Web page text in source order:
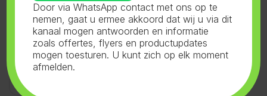
SKU:32.041 Categorieën:Electro ,
Zekeringhouder
Door via WhatsApp contact met ons op te
nemen, gaat u ermee akkoord dat wij u via dit
kanaal mogen antwoorden en informatie
zoals offertes, flyers en productupdates
mogen toesturen. U kunt zich op elk moment
afmelden.